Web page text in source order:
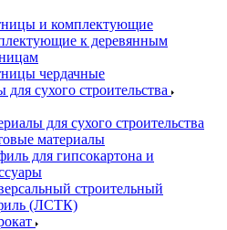
и комплектующие
к деревянным
чердачные
сухого строительства
для сухого строительства
материалы
для гипсокартона и
строительный
(ЛСТК)